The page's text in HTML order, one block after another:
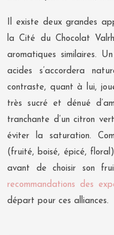
Il existe deux grandes
la Cité du Chocolat
aromatiques similaires.
acides s’accordera
contraste, quant à lui,
très sucré et dénué
tranchante d’un citron
éviter la saturation.
(fruité, boisé, épicé,
avant de choisir son
recommandations des
départ pour ces alliances.